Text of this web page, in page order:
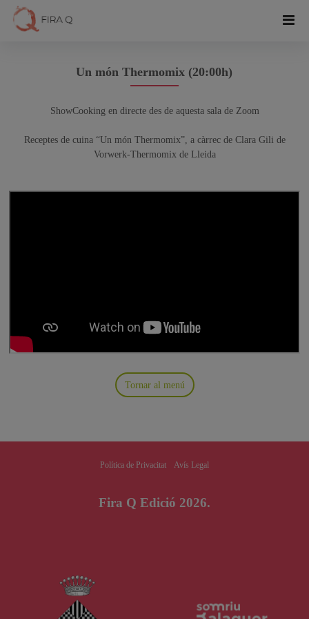
Un món Thermomix (20:00h)
ShowCooking en directe des de aquesta sala de Zoom
Receptes de cuina “Un món Thermomix”, a càrrec de Clara Gili de
Vorwerk-Thermomix de Lleida
Tornar al menú
Política de Privacitat Avís Legal
Fira Q Edició 2026.